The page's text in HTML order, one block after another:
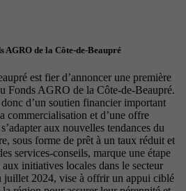
de la Côte-de-Beaupré
est fier d’annoncer une première
Fonds AGRO de la Côte-de-Beaupré.
d’un soutien financier important
commercialisation et d’une offre
aux nouvelles tendances du
sous forme de prêt à un taux réduit et
services-conseils, marque une étape
initiatives locales dans le secteur
juillet 2024, vise à offrir un appui ciblé